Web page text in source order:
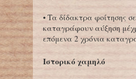
• Τα δίδακτρα φοίτησης
καταγράφουν αύξηση
επόμενα 2 χρόνια
Ιστορικό χαμηλό